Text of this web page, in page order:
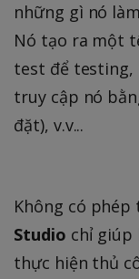
những gì nó
Nó tạo ra một
test để testing,
truy cập nó
đặt), v.v...
Không có phép
Studio chỉ giúp
thực hiện thủ